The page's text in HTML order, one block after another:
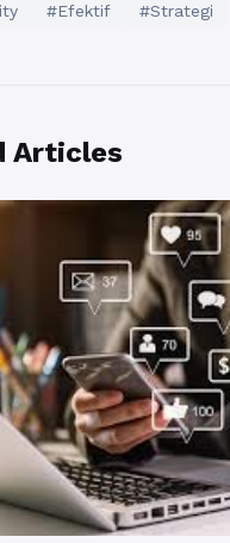
#Efektif #Strategi
Articles